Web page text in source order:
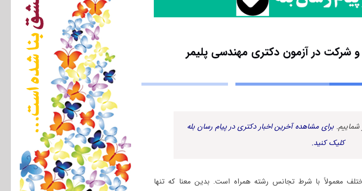
شرکت در آزمون دکتری مهندسی پلیمر
شماییم. برای مشاهده آخرین اخبار دکتری در پیام رسان بله
کلیک کنید.
معمولاً با شرط تجانس رشته همراه است. بدین معنا که تنها